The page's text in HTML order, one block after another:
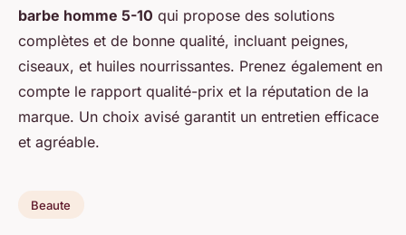
barbe homme 5-10 qui propose des solutions
complètes et de bonne qualité, incluant peignes,
ciseaux, et huiles nourrissantes. Prenez également en
compte le rapport qualité-prix et la réputation de la
marque. Un choix avisé garantit un entretien efficace
et agréable.
Beaute